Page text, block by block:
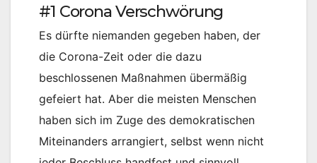
#1 Corona Verschwörung
Es dürfte niemanden gegeben haben, der
die Corona-Zeit oder die dazu
beschlossenen Maßnahmen übermäßig
gefeiert hat. Aber die meisten Menschen
haben sich im Zuge des demokratischen
Miteinanders arrangiert, selbst wenn nicht